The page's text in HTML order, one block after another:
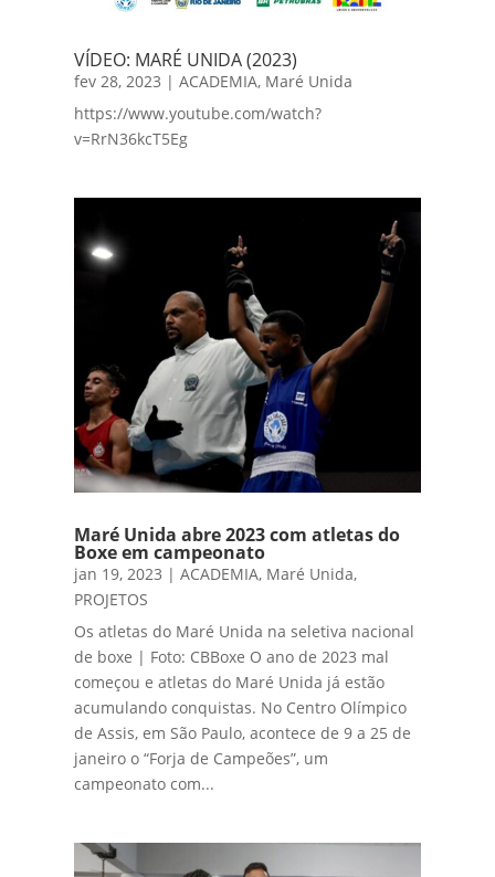
VÍDEO: MARÉ UNIDA (2023)
fev 28, 2023 |ACADEMIA, Maré Unida
https://www.youtube.com/watch?
v=RrN36kcT5Eg
Maré Unida abre 2023 com atletas do
Boxe em campeonato
jan 19, 2023 |ACADEMIA, Maré Unida,
PROJETOS
Os atletas do Maré Unida na seletiva nacional
de boxe | Foto: CBBoxe O ano de 2023 mal
começou e atletas do Maré Unida já estão
acumulando conquistas. No Centro Olímpico
de Assis, em São Paulo, acontece de 9 a 25 de
janeiro o “Forja de Campeões”, um
campeonato com...